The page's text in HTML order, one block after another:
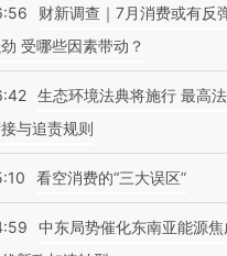
跨国走私7万
视线｜HYROX的吸
心“花钱找虐”？
财新调查｜7月消费或有反
受哪些因素带动？
生态环境法典将施行 最高
与追责规则
看空消费的“三大误区”
中东局势催化东南亚能源